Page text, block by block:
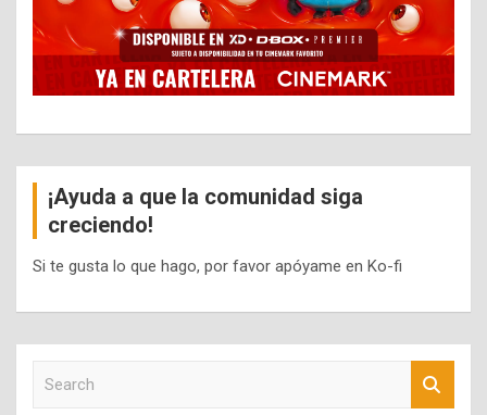
¡Ayuda a que la comunidad siga
creciendo!
Si te gusta lo que hago, por favor apóyame en Ko-fi